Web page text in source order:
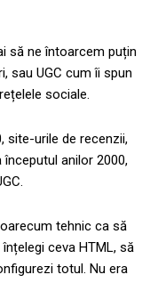
să ne întoarcem puțin
sau UGC cum îi spun
sociale.
site-urile de recenzii,
anilor 2000,
tehnic ca să
ceva HTML, să
totul. Nu era